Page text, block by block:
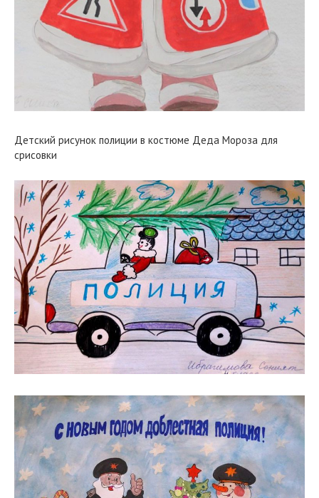
Детский рисунок полиции в костюме Деда Мороза для
срисовки